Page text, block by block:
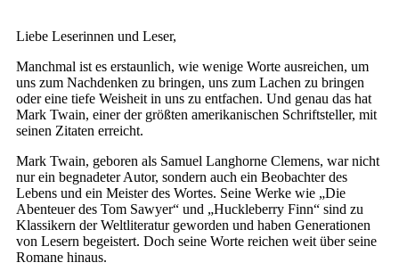
Liebe Leserinnen und Leser,
Manchmal ist es erstaunlich, wie wenige Worte ausreichen, um
uns zum Nachdenken zu bringen, uns zum Lachen zu bringen
oder eine tiefe Weisheit in uns zu entfachen. Und genau das hat
Mark Twain, einer der größten amerikanischen Schriftsteller, mit
seinen Zitaten erreicht.
Mark Twain, geboren als Samuel Langhorne Clemens, war nicht
nur ein begnadeter Autor, sondern auch ein Beobachter des
Lebens und ein Meister des Wortes. Seine Werke wie „Die
Abenteuer des Tom Sawyer“ und „Huckleberry Finn“ sind zu
Klassikern der Weltliteratur geworden und haben Generationen
von Lesern begeistert. Doch seine Worte reichen weit über seine
Romane hinaus.